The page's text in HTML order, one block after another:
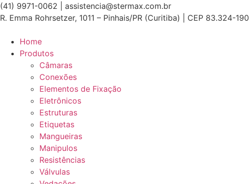
Ir
para
conteúdo
(41) 9971-0062 | assistencia@stermax.com.br
R. Emma Rohrsetzer, 1011 – Pinhais/PR (Curitiba) | CEP 83.324-190
Home
Produtos
Câmaras
Conexões
Elementos de Fixação
Eletrônicos
Estruturas
Etiquetas
Mangueiras
Manipulos
Resistências
Válvulas